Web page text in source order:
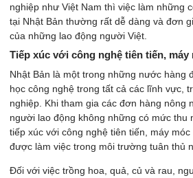
nghiệp như Việt Nam thì việc làm những
tại Nhật Bản thường rất dễ dàng và đơn
của những lao động người Việt.
Tiếp xúc với công nghệ tiên tiến, máy
Nhật Bản là một trong những nước hàng
học công nghệ trong tất cả các lĩnh vực,
nghiệp. Khi tham gia các đơn hàng nông
người lao động không những có mức thu
tiếp xúc với công nghệ tiên tiến, máy
được làm việc trong môi trường tuân thủ
Đối với việc trồng hoa, quả, củ và rau,